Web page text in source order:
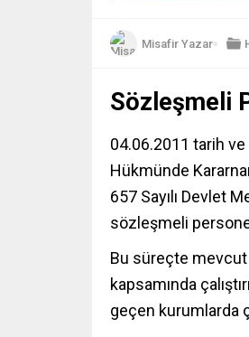
Misafir Yazar
Sözleşmeli
04.06.2011 tarih ve
Hükmünde
657 Sayılı Devlet
sözleşmeli
Bu süreçte mevcut
kapsamında
geçen kurumlarda